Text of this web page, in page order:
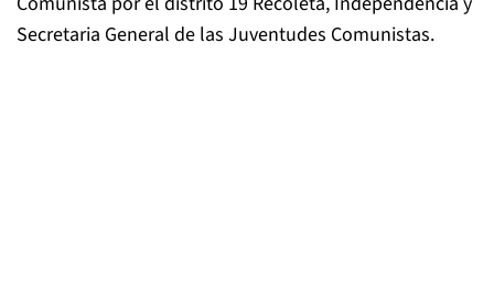
Secretaria General de las Juventudes Comunistas.